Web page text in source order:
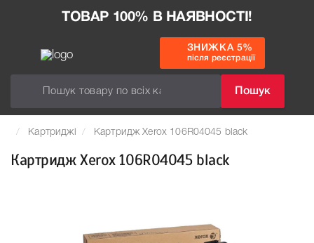
ТОВАР 100% В НАЯВНОСТІ!
Пошук
ЗНИЖКА 5%
після реєстрації
Картриджі Картридж Xerox 106R04045 black
Картридж Xerox 106R04045 black